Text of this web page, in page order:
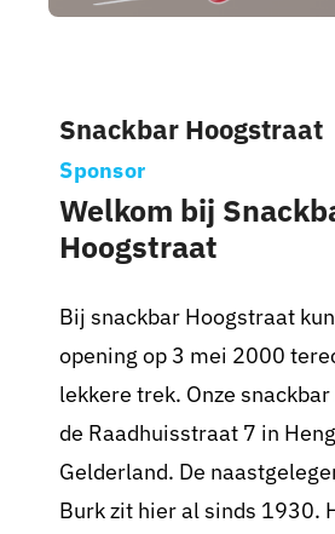
Sponsoren
Contact
Lid worden
Zoeken
naar:
Snackbar Hoogstraat
Sponsor
Welkom bij
Hoogstraat
Bij snackbar Hoogstraat
opening op 3 mei 2000
lekkere trek. Onze
de Raadhuisstraat 7 in
Gelderland. De
Burk zit hier al sinds 1930.